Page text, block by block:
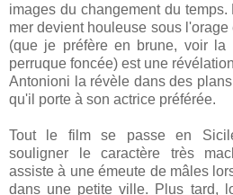
images du changement du
mer devient houleuse sous
(que je préfère en brune, voir
perruque foncée) est une
Antonioni la révèle dans des
qu'il porte à son actrice préférée.
Tout le film se passe en
souligner le caractère très
assiste à une émeute de mâles
dans une petite ville. Plus tard,